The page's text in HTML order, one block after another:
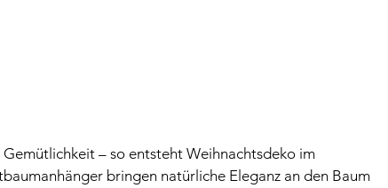
– so entsteht Weihnachtsdeko im
bringen natürliche Eleganz an den Baum